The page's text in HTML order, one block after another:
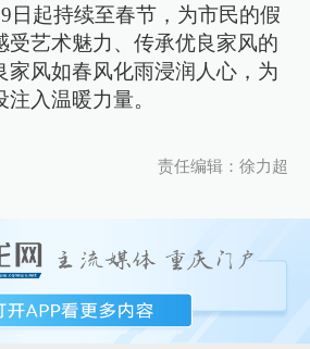
日起持续至春节，为市民的假
受艺术魅力、传承优良家风的
家风如春风化雨浸润人心，为
入温暖力量。
责任编辑：徐力超